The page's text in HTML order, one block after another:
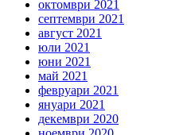
октомври 2021
септември 2021
август 2021
юли 2021
юни 2021
май 2021
февруари 2021
януари 2021
декември 2020